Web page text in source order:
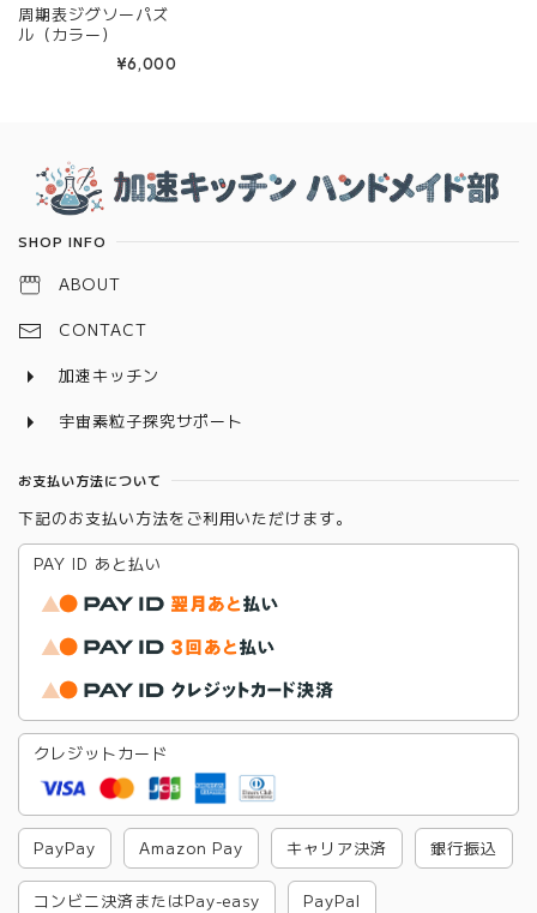
周期表ジグソーパズ
ル（カラー）
¥6,000
Information
SHOP INFO
ABOUT
CONTACT
加速キッチン
宇宙素粒子探究サポート
お支払い方法について
下記のお支払い方法をご利用いただけます。
PAY ID あと払い
クレジットカード
PayPay Amazon Pay キャリア決済 銀行振込
コンビニ決済またはPay-easy PayPal